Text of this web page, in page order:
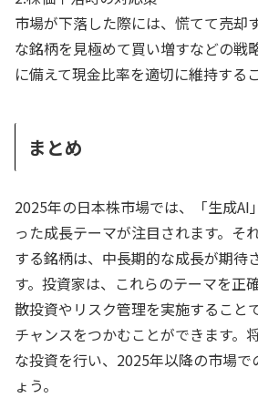
市場が下落した際には、慌てて売却
な銘柄を見極めて買い増すなどの戦
に備えて現金比率を適切に維持する
まとめ
2025年の日本株市場では、「生成AI
った成長テーマが注目されます。そ
する銘柄は、中長期的な成長が期待
す。投資家は、これらのテーマを正
散投資やリスク管理を実施すること
チャンスをつかむことができます。
な投資を行い、2025年以降の市場で
ょう。